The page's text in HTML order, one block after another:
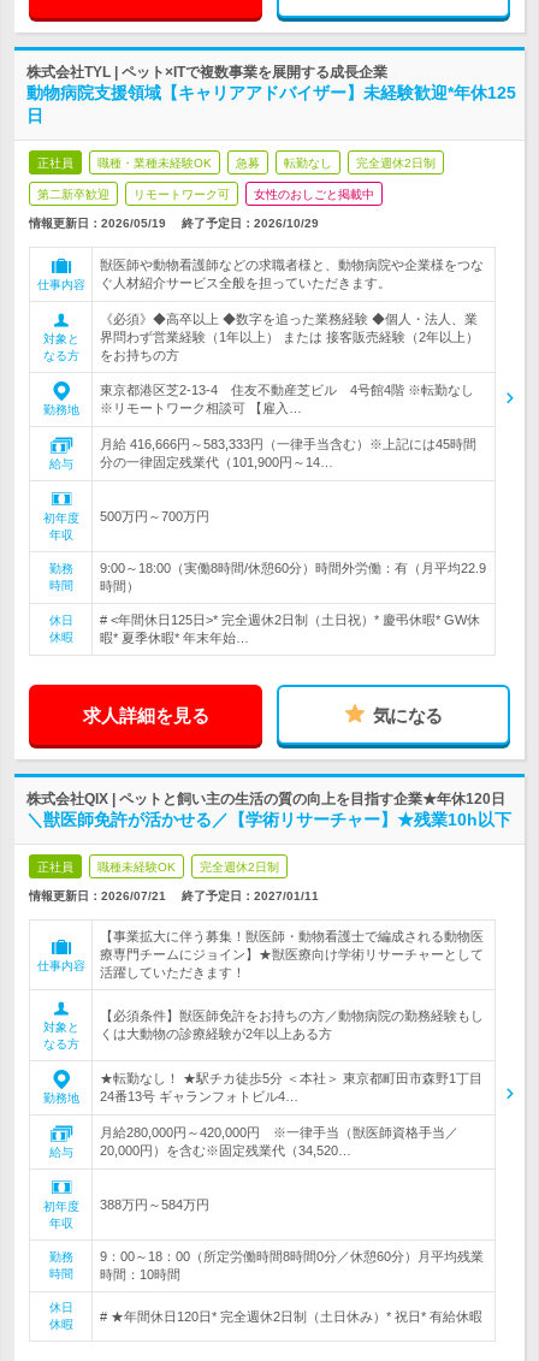
株式会社TYL | ペット×ITで複数事業を展開する成長企業
動物病院支援領域【キャリアアドバイザー】未経験歓迎*年休125
日
正社員 職種・業種未経験OK 急募 転勤なし 完全週休2日制
第二新卒歓迎 リモートワーク可 女性のおしごと掲載中
情報更新日：2026/05/19 終了予定日： 2026/10/29
仕事内容
獣医師や動物看護師などの求職者様と、動物病院や企業様をつな
ぐ人材紹介サービス全般を担っていただきます。
対象と
なる方
《必須》◆高卒以上 ◆数字を追った業務経験 ◆個人・法人、業
界問わず営業経験（1年以上） または 接客販売経験（2年以上）
をお持ちの方
勤務地
東京都港区芝2-13-4 住友不動産芝ビル 4号館4階 ※転勤なし
※リモートワーク相談可 【雇入…
給与
月給 416,666円～583,333円（一律手当含む）※上記には45時間
分の一律固定残業代（101,900円～14…
初年度
年収
500万円～700万円
勤務
時間
9:00～18:00（実働8時間/休憩60分）時間外労働：有（月平均22.9
時間）
休日
休暇
# <年間休日125日>* 完全週休2日制（土日祝）* 慶弔休暇* GW休
暇* 夏季休暇* 年末年始…
求人詳細を見る 気になる
株式会社QIX | ペットと飼い主の生活の質の向上を目指す企業★年休120日
＼獣医師免許が活かせる／【学術リサーチャー】★残業10h以下
正社員 職種未経験OK 完全週休2日制
情報更新日：2026/07/21 終了予定日： 2027/01/11
仕事内容
【事業拡大に伴う募集！獣医師・動物看護士で編成される動物医
療専門チームにジョイン】★獣医療向け学術リサーチャーとして
活躍していただきます！
対象と
なる方
【必須条件】獣医師免許をお持ちの方／動物病院の勤務経験もし
くは大動物の診療経験が2年以上ある方
勤務地
★転勤なし！ ★駅チカ徒歩5分 ＜本社＞ 東京都町田市森野1丁目
24番13号 ギャランフォトビル4…
給与
月給280,000円～420,000円 ※一律手当（獣医師資格手当／
20,000円）を含む※固定残業代（34,520…
初年度
年収
388万円～584万円
勤務
時間
9：00～18：00（所定労働時間8時間0分／休憩60分）月平均残業
時間：10時間
休日
休暇
# ★年間休日120日* 完全週休2日制（土日休み）* 祝日* 有給休暇